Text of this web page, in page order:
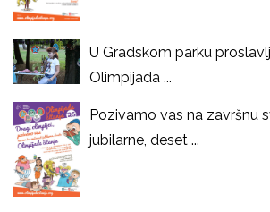
U Gradskom parku
Olimpijada ...
Pozivamo vas na završnu
jubilarne, deset ...